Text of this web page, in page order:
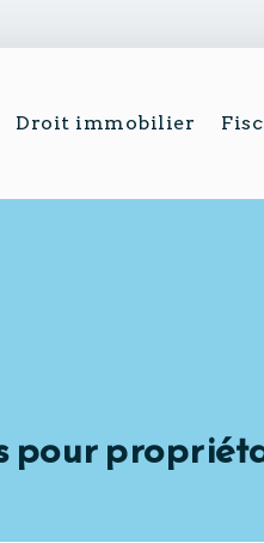
Droit immobilier
pour